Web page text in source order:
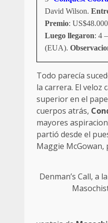
David Wilson.
Premio:
Luego llegaron: 4
(EUA).
Todo parecía
la carrera. El veloz
superior en el
cuerpos atrás,
mayores
partió desde el
Maggie McGowan,
Denman’s Call, a